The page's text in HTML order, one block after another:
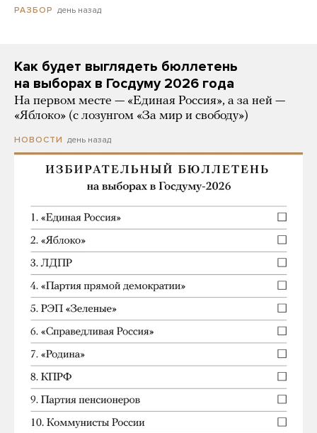
РАЗБОР день назад
Как будет выглядеть бюллетень
на выборах в Госдуму 2026 года
На первом месте — «Единая Россия», а за ней —
«Яблоко» (с лозунгом «За мир и свободу»)
НОВОСТИ день назад